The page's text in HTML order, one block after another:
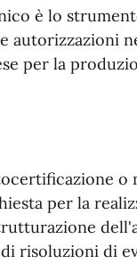
è lo
per la
per la
risoluzioni di